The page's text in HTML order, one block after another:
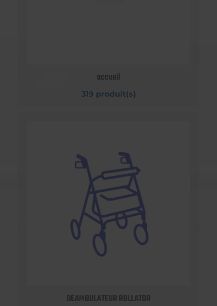
accueil
319 produit(s)
DEAMBULATEUR ROLLATOR